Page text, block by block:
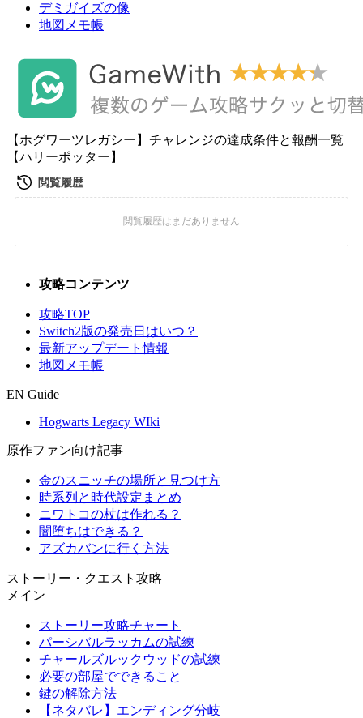
デミガイズの像
地図メモ帳
【ホグワーツレガシー】チャレンジの達成条件と報酬一覧
【ハリーポッター】
攻略コンテンツ
攻略TOP
Switch2版の発売日はいつ？
最新アップデート情報
地図メモ帳
EN Guide
Hogwarts Legacy WIki
原作ファン向け記事
金のスニッチの場所と見つけ方
時系列と時代設定まとめ
ニワトコの杖は作れる？
闇堕ちはできる？
アズカバンに行く方法
ストーリー・クエスト攻略
メイン
ストーリー攻略チャート
パーシバルラッカムの試練
チャールズルックウッドの試練
必要の部屋でできること
鍵の解除方法
【ネタバレ】エンディング分岐